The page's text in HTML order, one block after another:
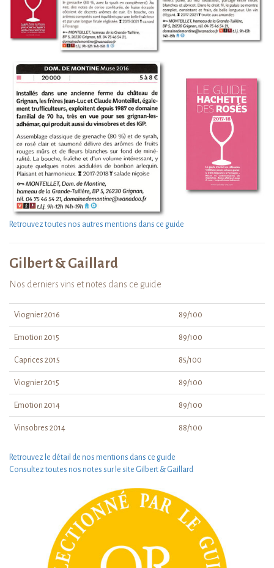
Retrouvez toutes nos autres mentions dans ce guide
Gilbert & Gaillard
Nos derniers vins et notes dans ce guide
Viognier 2016 89/100
Emotion 2015 89/100
Caprices 2015 85/100
Viognier 2015 89/100
Emotion 2014 89/100
Vinsobres 2014 88/100
Retrouvez le détail de nos mentions dans ce guide
Consultez toutes nos notes sur le site Gilbert & Gaillard